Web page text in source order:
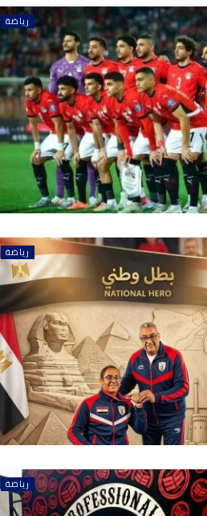
رياضة
رياضة
رياضة